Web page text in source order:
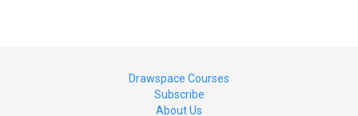
Drawspace Courses
Subscribe
About Us